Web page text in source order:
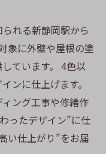
れる新静岡駅から
象に外壁や屋根の塗
ています。 4色以
ンに仕上げます。
ング工事や修繕作
ったデザイン”に仕
い仕上がり”をお届